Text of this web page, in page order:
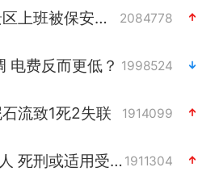
郑国霖回应去景区上班被保安拦下 2084778
电费反而更低？ 1998524
流致1死2失联 1914099
“梅姨”已是老年人 死刑或适用受限 1911304